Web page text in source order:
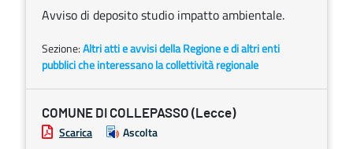
Avviso di deposito studio impatto ambientale.
Sezione:Altri atti e avvisi della Regione e di altri enti
pubblici che interessano la collettività regionale
COMUNE DI COLLEPASSO (Lecce)
Scarica Ascolta